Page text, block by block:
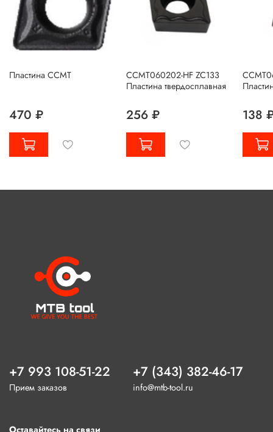
Пластина CCMT
470 ₽
CCMT060202-HF ZC133
Пластина твердосплавная
256 ₽ 138
+7 993 108-51-22
Прием заказов
+7 (343) 382-46-17
info@mtb-tool.ru